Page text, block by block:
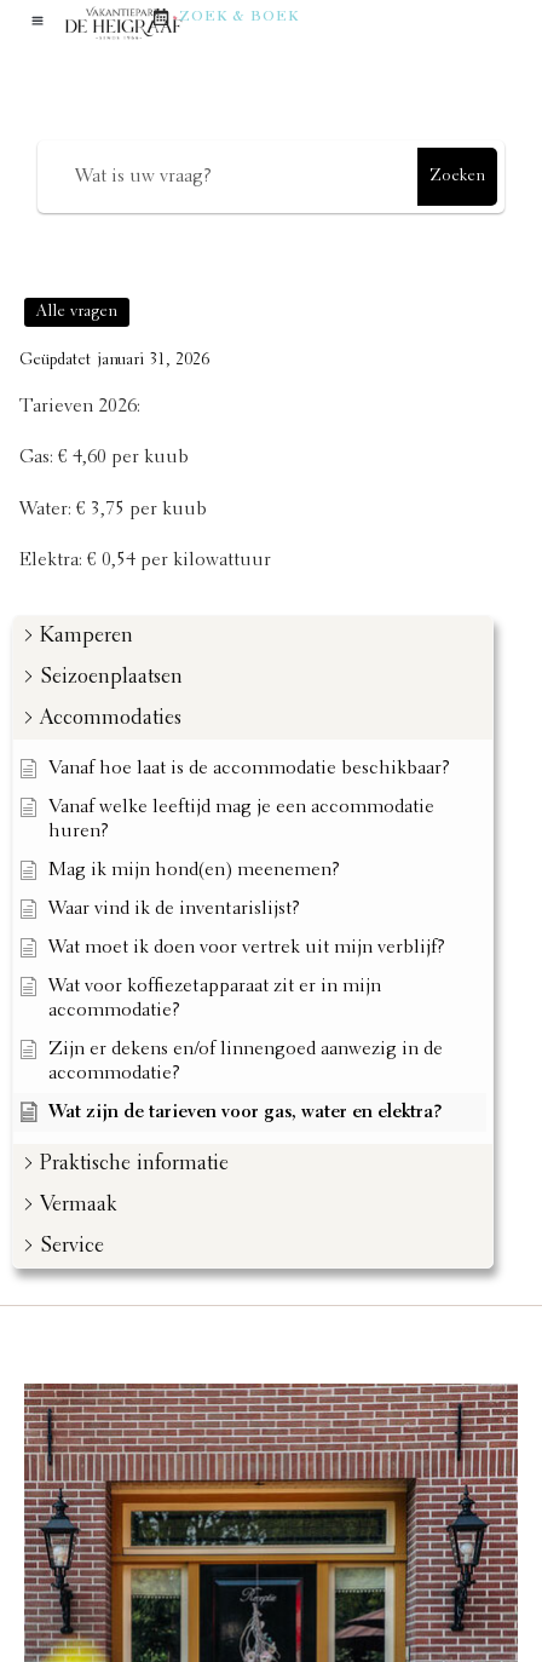
ZOEK & BOEK
Zoeken
Kamperen
Seizoenplaatsen
Accommodaties
Vanaf hoe laat is de accommodatie beschikbaar?
Vanaf welke leeftijd mag je een accommodatie
huren?
Mag ik mijn hond(en) meenemen?
Waar vind ik de inventarislijst?
Wat moet ik doen voor vertrek uit mijn verblijf?
Wat voor koffiezetapparaat zit er in mijn
accommodatie?
Zijn er dekens en/of linnengoed aanwezig in de
accommodatie?
Wat zijn de tarieven voor gas, water en elektra?
Praktische informatie
Vermaak
Service
Alle vragen
Geüpdatet januari 31, 2026
Tarieven 2026:
Gas: € 4,60 per kuub
Water: € 3,75 per kuub
Elektra: € 0,54 per kilowattuur